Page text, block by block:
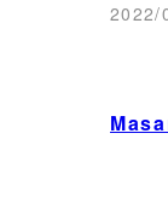
2022/